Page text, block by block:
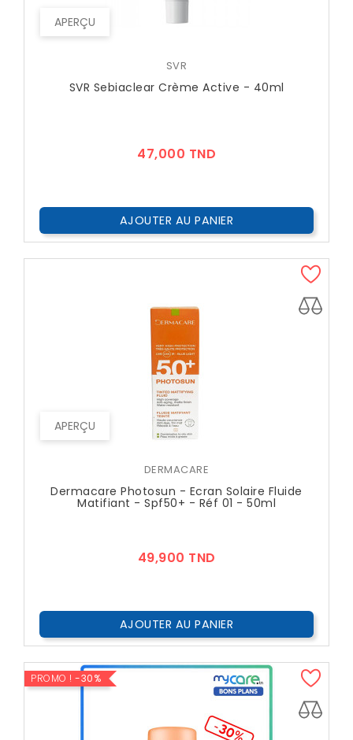
APERÇU
SVR
SVR Sebiaclear Crème Active - 40ml
47,000 TND
AJOUTER AU PANIER
APERÇU
DERMACARE
Dermacare Photosun - Ecran Solaire Fluide
Matifiant - Spf50+ - Réf 01 - 50ml
49,900 TND
AJOUTER AU PANIER
PROMO ! -30%